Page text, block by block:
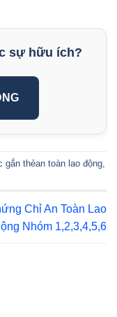
sự hữu ích?
gắn thẻan toàn lao động
Chỉ An Toàn Lao
Nhóm 1,2,3,4,5,6